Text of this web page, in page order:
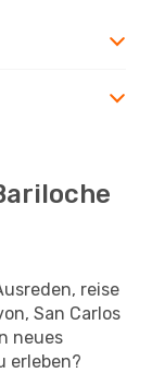
reise
San Carlos
neues
erleben?